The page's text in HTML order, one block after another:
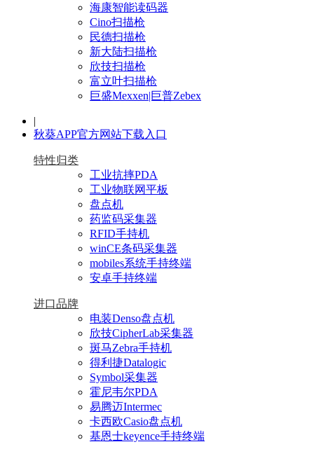
海康智能读码器
Cino扫描枪
民德扫描枪
新大陆扫描枪
欣技扫描枪
富立叶扫描枪
巨盛Mexxen|巨普Zebex
|
秋葵APP官方网站下载入口
特性归类
工业抗摔PDA
工业物联网平板
盘点机
药监码采集器
RFID手持机
winCE条码采集器
mobiles系统手持终端
安卓手持终端
进口品牌
电装Denso盘点机
欣技CipherLab采集器
斑马Zebra手持机
得利捷Datalogic
Symbol采集器
霍尼韦尔PDA
易腾迈Intermec
卡西欧Casio盘点机
基恩士keyence手持终端